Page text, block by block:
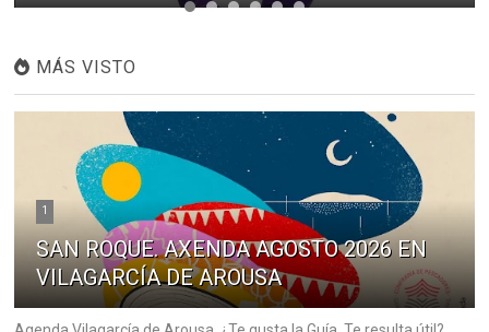
MÁS VISTO
1
SAN ROQUE. AXENDA AGOSTO 2026 EN
VILAGARCÍA DE AROUSA